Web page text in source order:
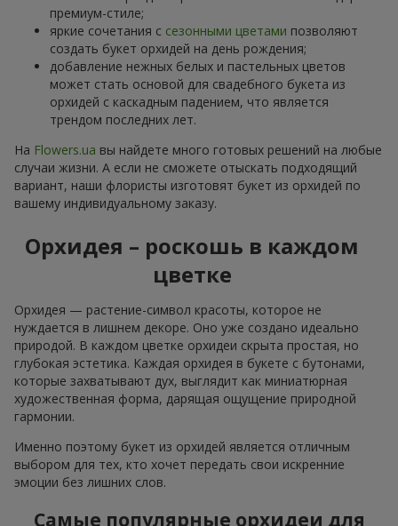
премиум-стиле;
яркие сочетания с сезонными цветами позволяют
создать букет орхидей на день рождения;
добавление нежных белых и пастельных цветов
может стать основой для свадебного букета из
орхидей с каскадным падением, что является
трендом последних лет.
На Flowers.ua вы найдете много готовых решений на любые
случаи жизни. А если не сможете отыскать подходящий
вариант, наши флористы изготовят букет из орхидей по
вашему индивидуальному заказу.
Орхидея – роскошь в каждом
цветке
Орхидея — растение-символ красоты, которое не
нуждается в лишнем декоре. Оно уже создано идеально
природой. В каждом цветке орхидеи скрыта простая, но
глубокая эстетика. Каждая орхидея в букете с бутонами,
которые захватывают дух, выглядит как миниатюрная
художественная форма, дарящая ощущение природной
гармонии.
Именно поэтому букет из орхидей является отличным
выбором для тех, кто хочет передать свои искренние
эмоции без лишних слов.
Самые популярные орхидеи для